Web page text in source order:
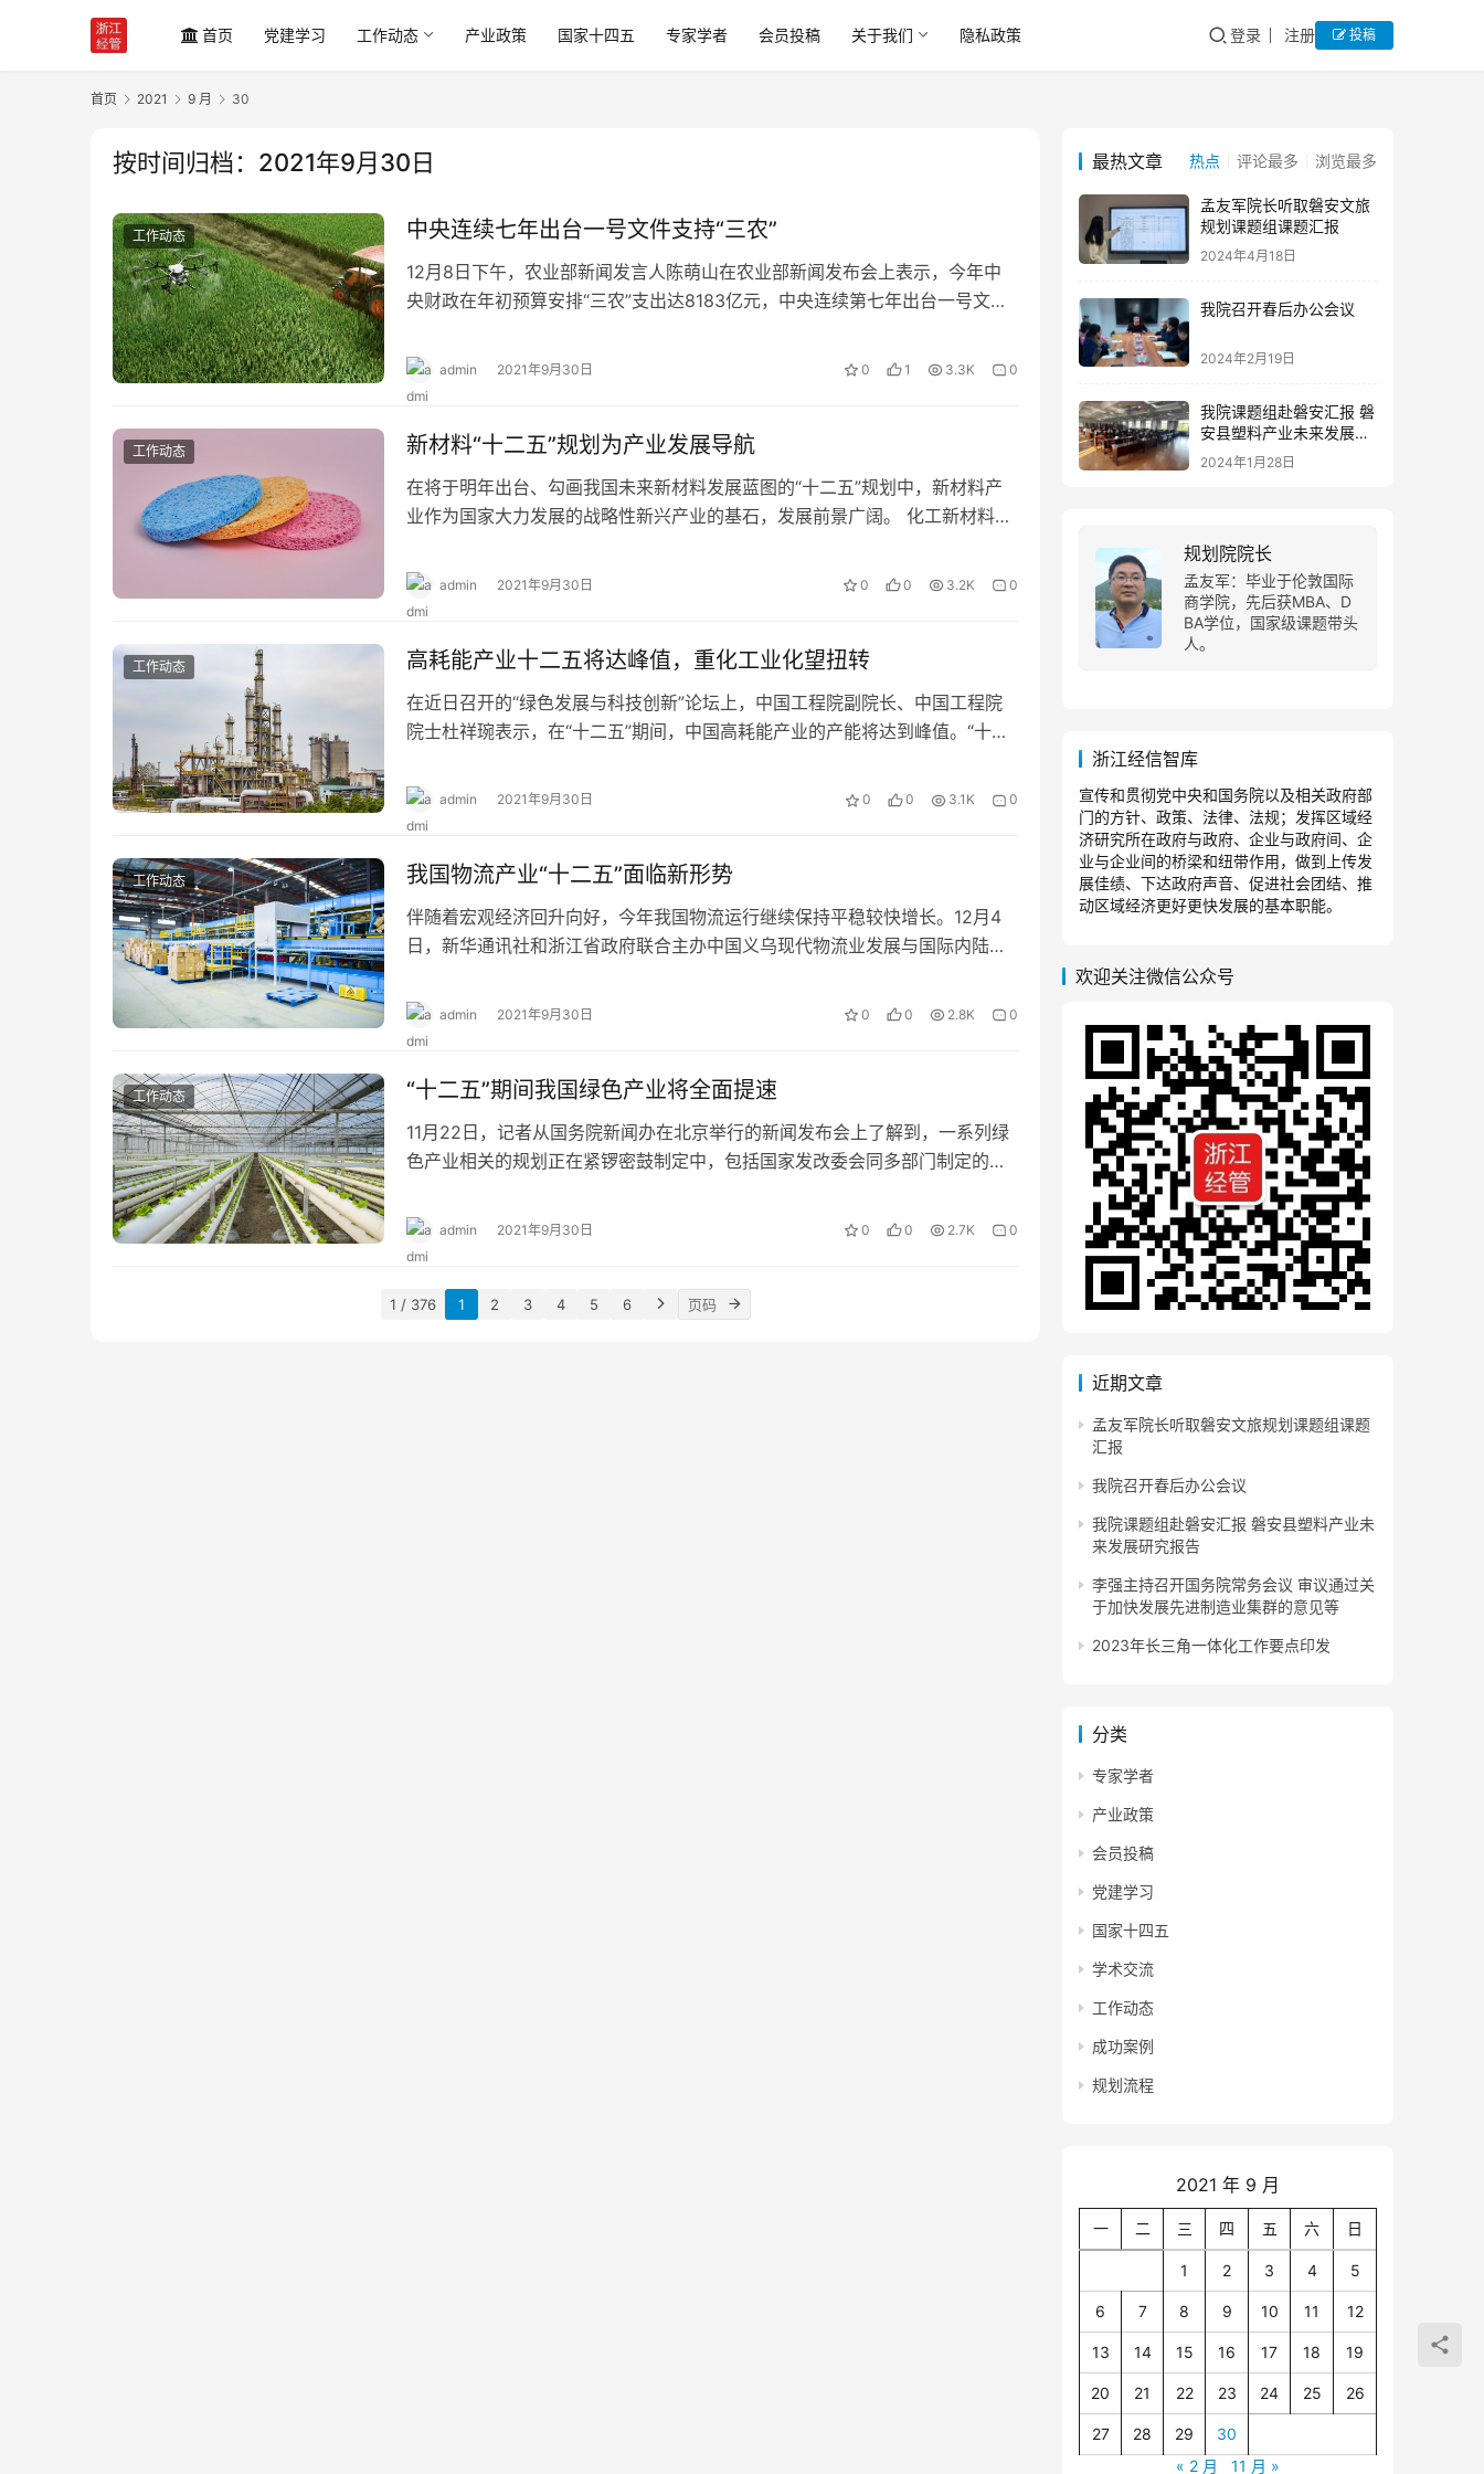
首页 党建学习 工作动态 产业政策 国家十四五 专家学者 会员投稿 关于我们 隐私政策 登录 注册 投稿
首页 2021 9 月 30
按时间归档：2021年9月30日
工作动态 中央连续七年出台一号文件支持“三农”
12月8日下午，农业部新闻发言人陈萌山在农业部新闻发布会上表示，今年中
央财政在年初预算安排“三农”支出达8183亿元，中央连续第七年出台一号文
admin 2021年9月30日 0 1 3.3K 0
工作动态 新材料“十二五”规划为产业发展导航
在将于明年出台、勾画我国未来新材料发展蓝图的“十二五”规划中，新材料产
业作为国家大力发展的战略性新兴产业的基石，发展前景广阔。 化工新材料发
admin 2021年9月30日 0 0 3.2K 0
工作动态 高耗能产业十二五将达峰值，重化工业化望扭转
在近日召开的“绿色发展与科技创新”论坛上，中国工程院副院长、中国工程院
院士杜祥琬表示，在“十二五”期间，中国高耗能产业的产能将达到峰值。“十五”
admin 2021年9月30日 0 0 3.1K 0
工作动态 我国物流产业“十二五”面临新形势
伴随着宏观经济回升向好，今年我国物流运行继续保持平稳较快增长。12月4
日，新华通讯社和浙江省政府联合主办中国义乌现代物流业发展与国际内陆港
admin 2021年9月30日 0 0 2.8K 0
工作动态 “十二五”期间我国绿色产业将全面提速
11月22日，记者从国务院新闻办在北京举行的新闻发布会上了解到，一系列绿
色产业相关的规划正在紧锣密鼓制定中，包括国家发改委会同多部门制定的节
admin 2021年9月30日 0 0 2.7K 0
1 / 376 1 2 3 4 5 6
最热文章 热点 评论最多 浏览最多
孟友军院长听取磐安文旅
规划课题组课题汇报
2024年4月18日
我院召开春后办公会议
2024年2月19日
我院课题组赴磐安汇报 磐
安县塑料产业未来发展研
究报告
2024年1月28日
规划院院长
孟友军：毕业于伦敦国际
商学院，先后获MBA、D
BA学位，国家级课题带头
人。
浙江经信智库
宣传和贯彻党中央和国务院以及相关政府部
门的方针、政策、法律、法规；发挥区域经
济研究所在政府与政府、企业与政府间、企
业与企业间的桥梁和纽带作用，做到上传发
展佳绩、下达政府声音、促进社会团结、推
动区域经济更好更快发展的基本职能。
欢迎关注微信公众号
近期文章
孟友军院长听取磐安文旅规划课题组课题
汇报
我院召开春后办公会议
我院课题组赴磐安汇报 磐安县塑料产业未
来发展研究报告
李强主持召开国务院常务会议 审议通过关
于加快发展先进制造业集群的意见等
2023年长三角一体化工作要点印发
分类
专家学者
产业政策
会员投稿
党建学习
国家十四五
学术交流
工作动态
成功案例
规划流程
2021 年 9 月
一 二 三 四 五 六 日
1 2 3 4 5
6 7 8 9 10 11 12
13 14 15 16 17 18 19
20 21 22 23 24 25 26
27 28 29
30
« 2 月
11 月 »